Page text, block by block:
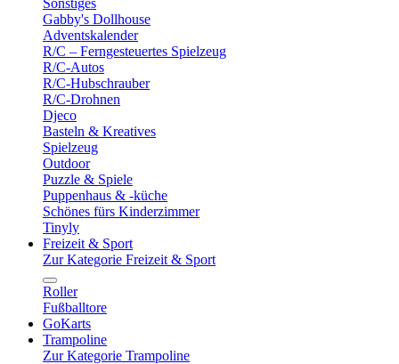
Sonstiges
Gabby's Dollhouse
Adventskalender
R/C – Ferngesteuertes Spielzeug
R/C-Autos
R/C-Hubschrauber
R/C-Drohnen
Djeco
Basteln & Kreatives
Spielzeug
Outdoor
Puzzle & Spiele
Puppenhaus & -küche
Schönes fürs Kinderzimmer
Tinyly
Freizeit & Sport
Zur Kategorie Freizeit & Sport
Roller
Fußballtore
GoKarts
Trampoline
Zur Kategorie Trampoline